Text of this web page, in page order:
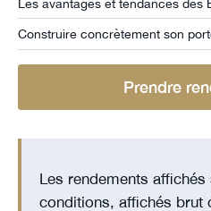
Construire concrètement son
Prendre
Les rendements
conditions, affichés brut